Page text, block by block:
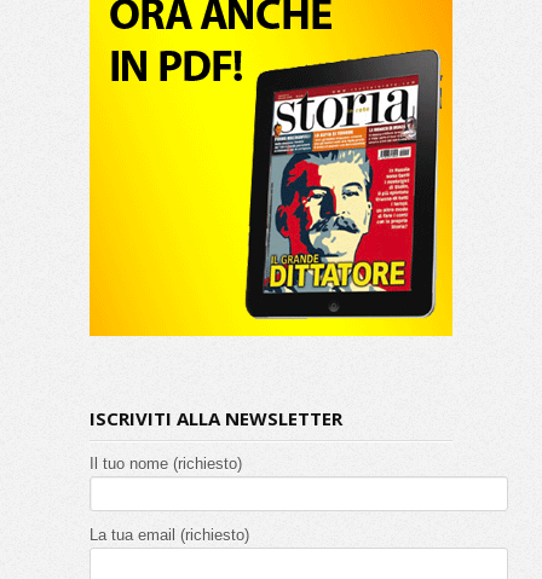
ISCRIVITI ALLA NEWSLETTER
Il tuo nome (richiesto)
La tua email (richiesto)